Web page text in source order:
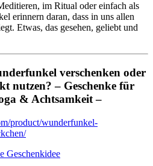
im Ritual oder einfach als
erinnern daran, dass in uns allen
Etwas, das gesehen, geliebt und
verschenken oder
nutzen? – Geschenke für
& Achtsamkeit –
product/wunderfunkel-
Geschenkidee